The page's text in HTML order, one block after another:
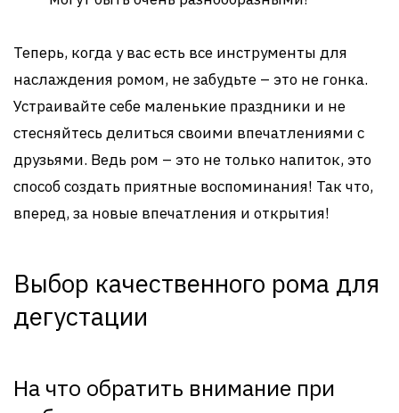
Теперь, когда у вас есть все инструменты для
наслаждения ромом, не забудьте – это не гонка.
Устраивайте себе маленькие праздники и не
стесняйтесь делиться своими впечатлениями с
друзьями. Ведь ром – это не только напиток, это
способ создать приятные воспоминания! Так что,
вперед, за новые впечатления и открытия!
Выбор качественного рома для
дегустации
На что обратить внимание при